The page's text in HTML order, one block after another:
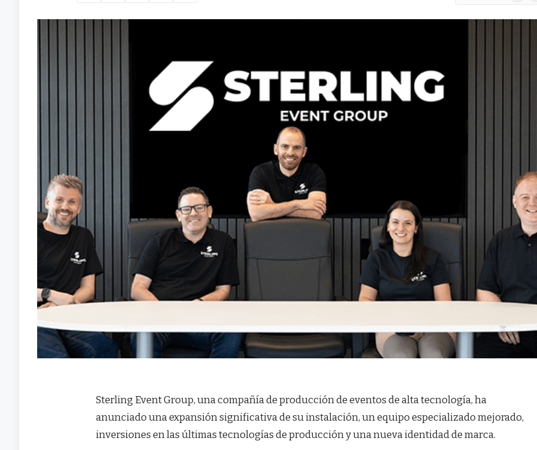
Sterling Event Group, una compañía de producción de eventos de alta tecnología, ha
anunciado una expansión significativa de su instalación, un equipo especializado mejorado,
inversiones en las últimas tecnologías de producción y una nueva identidad de marca.